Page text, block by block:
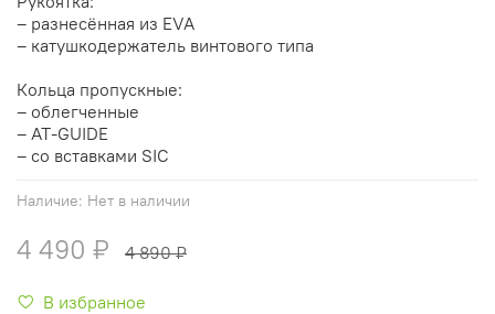
Наличие: Нет в наличии
4 490 ₽ 4 890 ₽
В избранное
– разнесённая из EVA
– катушкодержатель винтового типа
Кольца пропускные:
– облегченные
– AT-GUIDE
– со вставками SIC